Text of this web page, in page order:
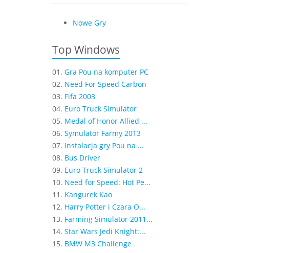
Nowe Gry
Top Windows
01. Gra Pou na komputer PC
02. Need For Speed Carbon
03. Fifa 2003
04. Euro Truck Simulator
05. Medal of Honor Allied ...
06. Symulator Farmy 2013
07. Instalacja gry Pou na ...
08. Bus Driver
09. Euro Truck Simulator 2
10. Need for Speed: Hot Pe...
11. Kangurek Kao
12. Harry Potter i Czara O...
13. Farming Simulator 2011...
14. Star Wars Jedi Knight:...
15. BMW M3 Challenge